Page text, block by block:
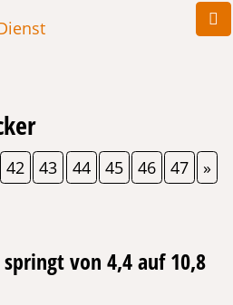
42 43 44 45 46 47 »
von 4,4 auf 10,8